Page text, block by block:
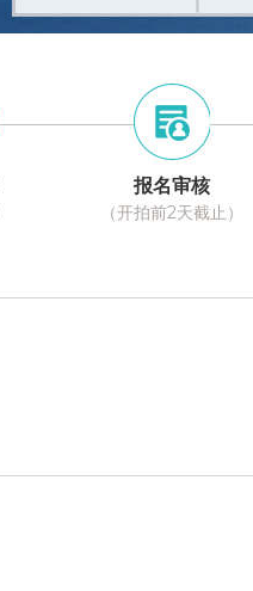
报名审核
（开拍前2天截止）